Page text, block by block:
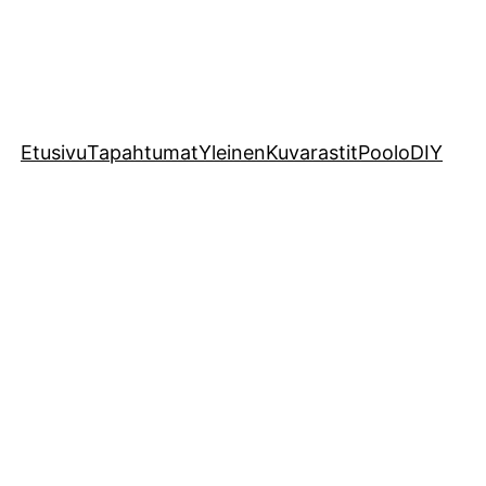
EtusivuTapahtumatYleinenKuvarastitPooloDIY